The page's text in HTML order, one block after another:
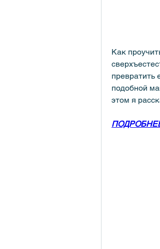
Как
превратить
подобной
этом я